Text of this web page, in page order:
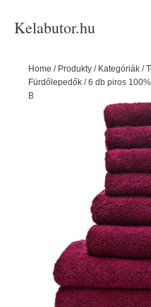
Kelabutor.hu
Home / Produkty / Kategóriák /
Fürdőlepedők /6 db piros
Bonami Selection